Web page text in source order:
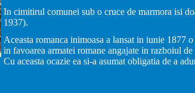
In cimitirul comunei sub o cruce de marmora isi
1937).
Aceasta romanca inimoasa a lansat in iunie 1877
in favoarea armatei romane angajate in razboiul de
Cu aceasta ocazie ea si-a asumat obligatia de a